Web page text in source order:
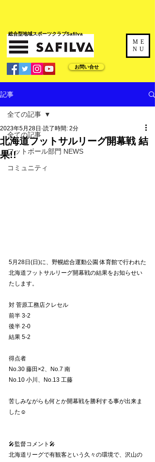
​総合型地域スポーツクラブSafilva
お問い合せ
ME
NU
記事
全ての記事
フットボール部門 NEWS
コミュニティ
全ての記事
北海道フットサルリーグ開幕戦 結
果!!
2023年5月28日 読了時間: 2分
5月28日(日)に、野幌総合運動公園 体育館で行われた
北海道フットサルリーグ開幕戦の結果をお知らせい
たします。
対 菅原工務店クレセル
前半 3-2
後半 2-0
結果 5-2
得点者
No.30 藤田×2、No.7 南
No.10 小川、No.13 工藤
苦しみながらも何とか開幕戦を勝利する事が出来ま
した☺️
🎤監督コメント🎤
北海道リーグで有観客という久々の環境で、沢山の